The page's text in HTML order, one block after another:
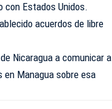
con Estados Unidos.
acuerdos de libre
Nicaragua a comunicar a
Managua sobre esa